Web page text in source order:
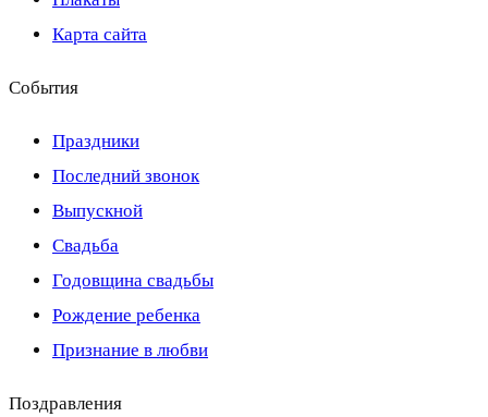
Карта сайта
События
Праздники
Последний звонок
Выпускной
Свадьба
Годовщина свадьбы
Рождение ребенка
Признание в любви
Поздравления